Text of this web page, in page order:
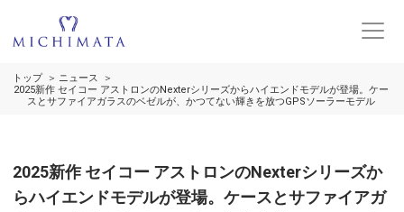
トップ
ニュース
2025新作 セイコー アストロンのNexterシリーズからハイエンドモデルが登場。ケー
スとサファイアガラスのベゼルが、かつてない輝きを放つGPSソーラーモデル
2025新作 セイコー アストロンのNexterシリーズか
らハイエンドモデルが登場。ケースとサファイアガ